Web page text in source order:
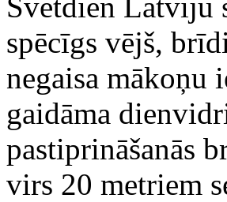
spēcīgs vējš,
negaisa mākoņu
gaidāma
pastiprināšanās
virs 20 metriem